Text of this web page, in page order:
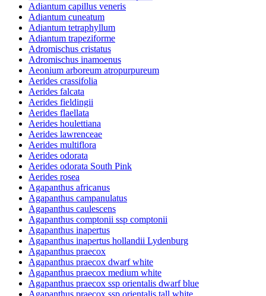
Adiantum capillus veneris
Adiantum cuneatum
Adiantum tetraphyllum
Adiantum trapeziforme
Adromischus cristatus
Adromischus inamoenus
Aeonium arboreum atropurpureum
Aerides crassifolia
Aerides falcata
Aerides fieldingii
Aerides flaellata
Aerides houlettiana
Aerides lawrenceae
Aerides multiflora
Aerides odorata
Aerides odorata South Pink
Aerides rosea
Agapanthus africanus
Agapanthus campanulatus
Agapanthus caulescens
Agapanthus comptonii ssp comptonii
Agapanthus inapertus
Agapanthus inapertus hollandii Lydenburg
Agapanthus praecox
Agapanthus praecox dwarf white
Agapanthus praecox medium white
Agapanthus praecox ssp orientalis dwarf blue
Agapanthus praecox ssp orientalis tall white